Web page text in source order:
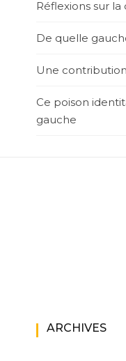
Réflexions sur la
De quelle
Une
Ce poison
gauche
ARCHIVES